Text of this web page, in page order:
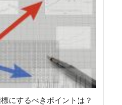
にするべきポイントは？